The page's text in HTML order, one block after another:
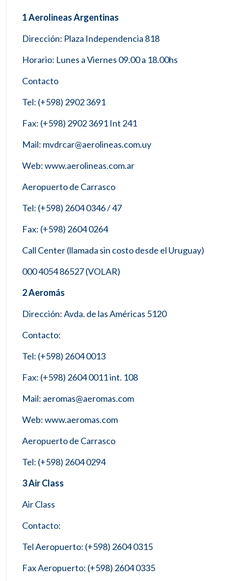
1 Aerolineas Argentinas
Dirección: Plaza Independencia 818
Horario: Lunes a Viernes 09.00 a 18.00hs
Contacto
Tel: (+598) 2902 3691
Fax: (+598) 2902 3691 Int 241
Mail: mvdrcar@aerolineas.com.uy
Web: www.aerolineas.com.ar
Aeropuerto de Carrasco
Tel: (+598) 2604 0346 / 47
Fax: (+598) 2604 0264
Call Center (llamada sin costo desde el Uruguay)
000 4054 86527 (VOLAR)
2 Aeromás
Dirección: Avda. de las Américas 5120
Contacto:
Tel: (+598) 2604 0013
Fax: (+598) 2604 0011 int. 108
Mail: aeromas@aeromas.com
Web: www.aeromas.com
Aeropuerto de Carrasco
Tel: (+598) 2604 0294
3 Air Class
Air Class
Contacto:
Tel Aeropuerto: (+598) 2604 0315
Fax Aeropuerto: (+598) 2604 0335